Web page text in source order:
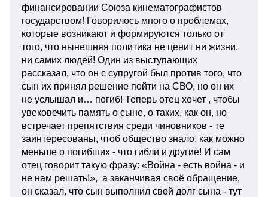
финансировании Союза кинематографистов
государством! Говорилось много о проблемах,
которые возникают и формируются только от
того, что нынешняя политика не ценит ни жизни,
ни самих людей! Один из выступающих
рассказал, что он с супругой был против того, что
сын их принял решение пойти на СВО, но он их
не услышал и… погиб! Теперь отец хочет , чтобы
увековечить память о сыне, о таких, как он, но
встречает препятствия среди чиновников - те
заинтересованы, чтоб общество знало, как можно
меньше о погибших - что гибли и другие! И сам
отец говорит такую фразу: «Война - есть война - и
не нам решать!», а заканчивая своё обращение,
он сказал, что сын выполнил свой долг сына - тут